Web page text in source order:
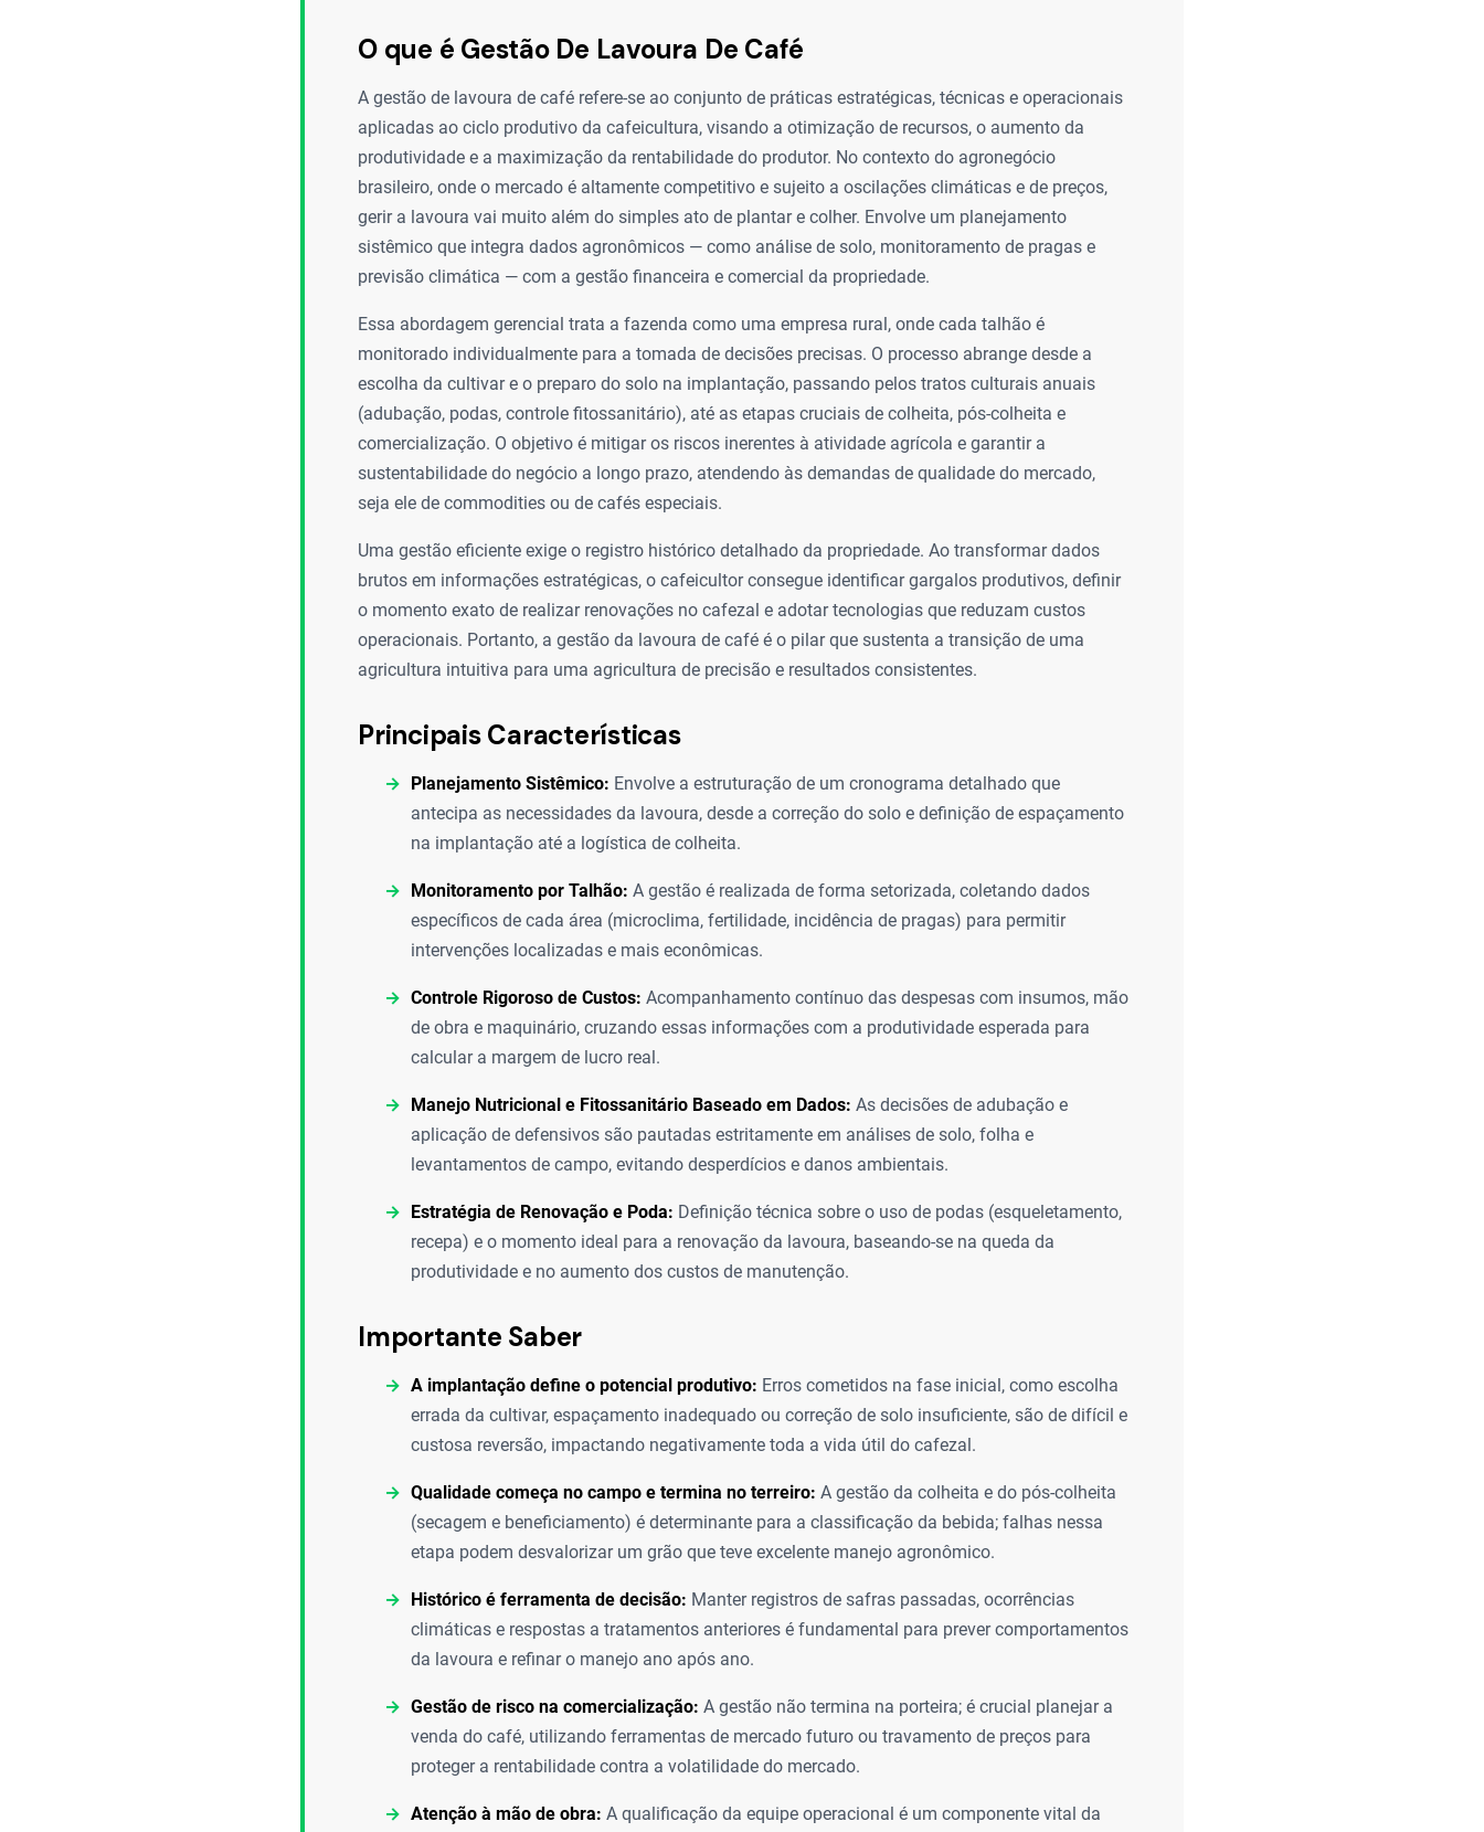
O que é Gestão De Lavoura De Café
A gestão de lavoura de café refere-se ao conjunto de práticas estratégicas, técnicas e operacionais
aplicadas ao ciclo produtivo da cafeicultura, visando a otimização de recursos, o aumento da
produtividade e a maximização da rentabilidade do produtor. No contexto do agronegócio
brasileiro, onde o mercado é altamente competitivo e sujeito a oscilações climáticas e de preços,
gerir a lavoura vai muito além do simples ato de plantar e colher. Envolve um planejamento
sistêmico que integra dados agronômicos — como análise de solo, monitoramento de pragas e
previsão climática — com a gestão financeira e comercial da propriedade.
Essa abordagem gerencial trata a fazenda como uma empresa rural, onde cada talhão é
monitorado individualmente para a tomada de decisões precisas. O processo abrange desde a
escolha da cultivar e o preparo do solo na implantação, passando pelos tratos culturais anuais
(adubação, podas, controle fitossanitário), até as etapas cruciais de colheita, pós-colheita e
comercialização. O objetivo é mitigar os riscos inerentes à atividade agrícola e garantir a
sustentabilidade do negócio a longo prazo, atendendo às demandas de qualidade do mercado,
seja ele de commodities ou de cafés especiais.
Uma gestão eficiente exige o registro histórico detalhado da propriedade. Ao transformar dados
brutos em informações estratégicas, o cafeicultor consegue identificar gargalos produtivos, definir
o momento exato de realizar renovações no cafezal e adotar tecnologias que reduzam custos
operacionais. Portanto, a gestão da lavoura de café é o pilar que sustenta a transição de uma
agricultura intuitiva para uma agricultura de precisão e resultados consistentes.
Principais Características
Planejamento Sistêmico: Envolve a estruturação de um cronograma detalhado que
antecipa as necessidades da lavoura, desde a correção do solo e definição de espaçamento
na implantação até a logística de colheita.
Monitoramento por Talhão: A gestão é realizada de forma setorizada, coletando dados
específicos de cada área (microclima, fertilidade, incidência de pragas) para permitir
intervenções localizadas e mais econômicas.
Controle Rigoroso de Custos: Acompanhamento contínuo das despesas com insumos, mão
de obra e maquinário, cruzando essas informações com a produtividade esperada para
calcular a margem de lucro real.
Manejo Nutricional e Fitossanitário Baseado em Dados: As decisões de adubação e
aplicação de defensivos são pautadas estritamente em análises de solo, folha e
levantamentos de campo, evitando desperdícios e danos ambientais.
Estratégia de Renovação e Poda: Definição técnica sobre o uso de podas (esqueletamento,
recepa) e o momento ideal para a renovação da lavoura, baseando-se na queda da
produtividade e no aumento dos custos de manutenção.
Importante Saber
A implantação define o potencial produtivo: Erros cometidos na fase inicial, como escolha
errada da cultivar, espaçamento inadequado ou correção de solo insuficiente, são de difícil e
custosa reversão, impactando negativamente toda a vida útil do cafezal.
Qualidade começa no campo e termina no terreiro: A gestão da colheita e do pós-colheita
(secagem e beneficiamento) é determinante para a classificação da bebida; falhas nessa
etapa podem desvalorizar um grão que teve excelente manejo agronômico.
Histórico é ferramenta de decisão: Manter registros de safras passadas, ocorrências
climáticas e respostas a tratamentos anteriores é fundamental para prever comportamentos
da lavoura e refinar o manejo ano após ano.
Gestão de risco na comercialização: A gestão não termina na porteira; é crucial planejar a
venda do café, utilizando ferramentas de mercado futuro ou travamento de preços para
proteger a rentabilidade contra a volatilidade do mercado.
Atenção à mão de obra: A qualificação da equipe operacional é um componente vital da